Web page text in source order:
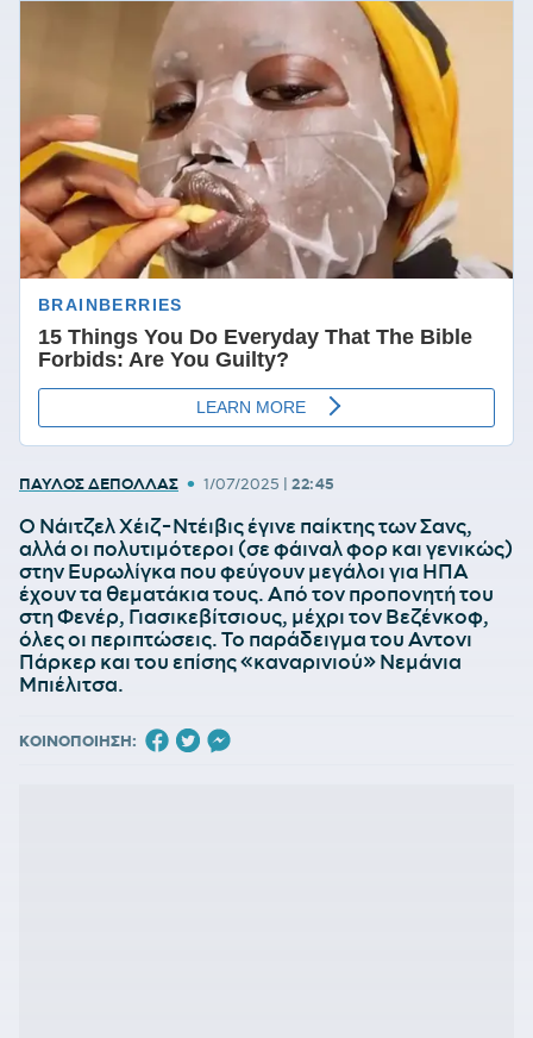
ΠΑΥΛΟΣ ΔΕΠΟΛΛΑΣ • 1/07/2025 | 22:45
Ο Νάιτζελ Χέιζ-Ντέιβις έγινε παίκτης των Σανς,
αλλά οι πολυτιμότεροι (σε φάιναλ φορ και γενικώς)
στην Ευρωλίγκα που φεύγουν μεγάλοι για ΗΠΑ
έχουν τα θεματάκια τους. Από τον προπονητή του
στη Φενέρ, Γιασικεβίτσιους, μέχρι τον Βεζένκοφ,
όλες οι περιπτώσεις. Το παράδειγμα του Αντονι
Πάρκερ και του επίσης «καναρινιού» Νεμάνια
Μπιέλιτσα.
ΚΟΙΝΟΠΟΙΗΣΗ: